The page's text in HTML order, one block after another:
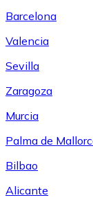
Barcelona
Valencia
Sevilla
Zaragoza
Murcia
Palma de
Bilbao
Alicante